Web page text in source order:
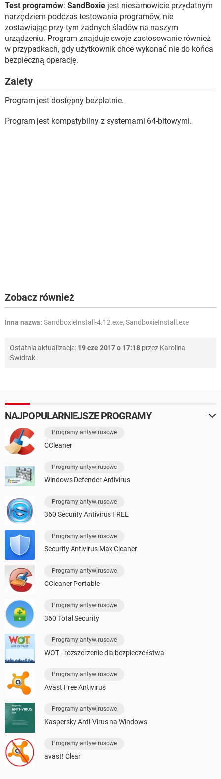
Test programów: SandBoxie jest niesamowicie przydatnym
narzędziem podczas testowania programów, nie
zostawiając przy tym żadnych śladów na naszym
urządzeniu. Program znajduje swoje zastosowanie również
w przypadkach, gdy użytkownik chce wykonać nie do końca
bezpieczną operację.
Zalety
Program jest dostępny bezpłatnie.
Program jest kompatybilny z systemami 64-bitowymi.
Zobacz również
Inna nazwa: SandboxieInstall-4.12.exe, SandboxieInstall.exe
Ostatnia aktualizacja: 19 cze 2017 o 17:18 przez Karolina
Świdrak .
NAJPOPULARNIEJSZE PROGRAMY
Programy antywirusowe
CCleaner
Programy antywirusowe
Windows Defender Antivirus
Programy antywirusowe
360 Security Antivirus FREE
Programy antywirusowe
Security Antivirus Max Cleaner
Programy antywirusowe
CCleaner Portable
Programy antywirusowe
360 Total Security
Programy antywirusowe
WOT - rozszerzenie dla bezpieczeństwa
Programy antywirusowe
Avast Free Antivirus
Programy antywirusowe
Kaspersky Anti-Virus na Windows
Programy antywirusowe
avast! Clear